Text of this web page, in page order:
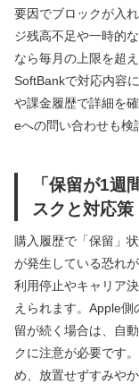
要因でブロックが入
ジ残高不足や一時的
なら毎月の上限を超
SoftBankで対応内容
や課金履歴で詳細を
eへの問い合わせも検
「保留が1週
スクと対応策
購入履歴で「保留」
が発生している恐れ
利用停止やキャリア
えられます。Apple
留が続く場合は、自
クに注意が必要です
め、放置せずすみや